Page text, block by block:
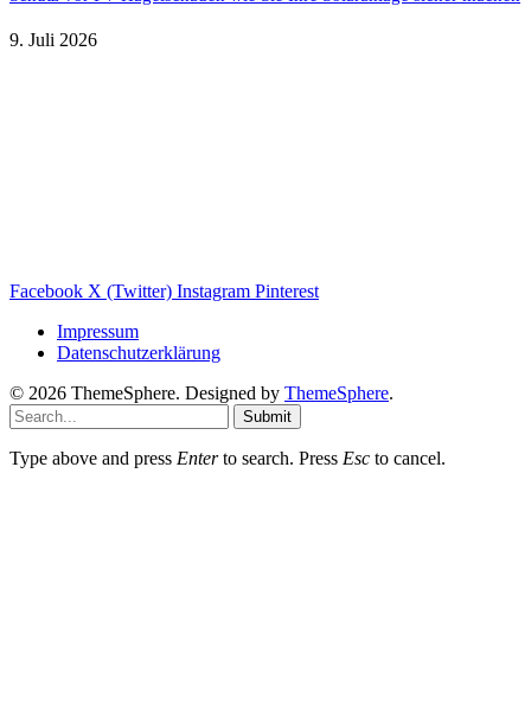
9. Juli 2026
Facebook X (Twitter) Instagram Pinterest
Impressum
Datenschutzerklärung
© 2026 ThemeSphere. Designed by ThemeSphere.
Submit
Type above and press Enterto search. Press Esc to cancel.